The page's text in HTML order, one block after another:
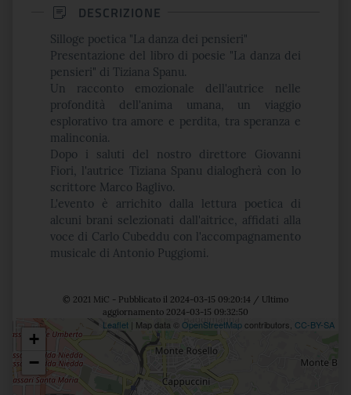
DESCRIZIONE
Silloge poetica "La danza dei pensieri"
Presentazione del libro di poesie "La danza dei
pensieri" di Tiziana Spanu.
Un racconto emozionale dell'autrice nelle
profondità dell'anima umana, un viaggio
esplorativo tra amore e perdita, tra speranza e
malinconia.
Dopo i saluti del nostro direttore Giovanni
Fiori, l'autrice Tiziana Spanu dialogherà con lo
scrittore Marco Baglivo.
L'evento è arrichito dalla lettura poetica di
alcuni brani selezionati dall'aitrice, affidati alla
voce di Carlo Cubeddu con l'accompagnamento
musicale di Antonio Puggiomi.
© 2021 MiC - Pubblicato il 2024-03-15 09:20:14 / Ultimo
aggiornamento 2024-03-15 09:32:50
Posizione
+
−
Leaflet | Map data © OpenStreetMapcontributors, CC-BY-SA